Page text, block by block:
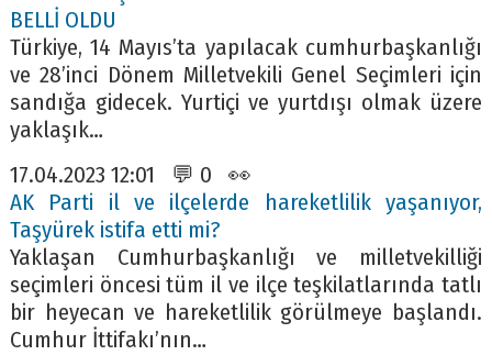
BELLİ OLDU
Türkiye, 14 Mayıs’ta yapılacak cumhurbaşkanlığı
ve 28’inci Dönem Milletvekili Genel Seçimleri için
sandığa gidecek. Yurtiçi ve yurtdışı olmak üzere
yaklaşık…
17.04.2023 12:01 💬 0 👀
AK Parti il ve ilçelerde hareketlilik yaşanıyor,
Taşyürek istifa etti mi?
Yaklaşan Cumhurbaşkanlığı ve milletvekilliği
seçimleri öncesi tüm il ve ilçe teşkilatlarında tatlı
bir heyecan ve hareketlilik görülmeye başlandı.
Cumhur İttifakı’nın…